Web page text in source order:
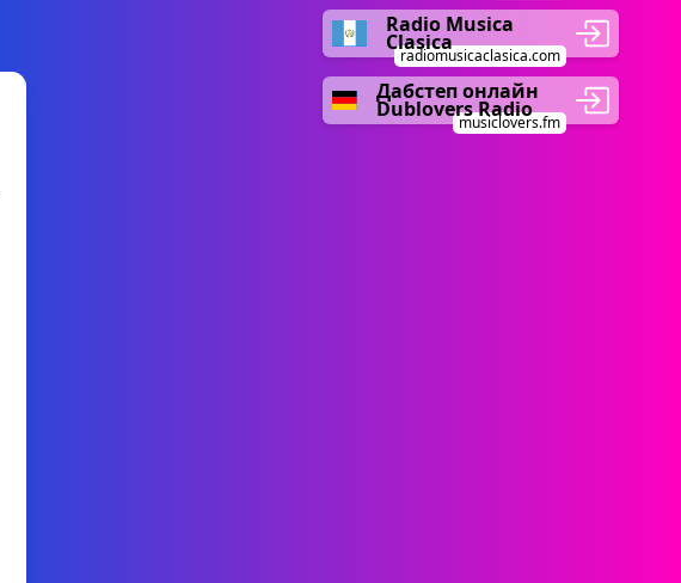
Radio Musica
Clasica
radiomusicaclasica.com
Дабстеп онлайн
Dublovers Radio
musiclovers.fm